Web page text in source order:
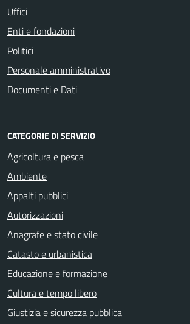
Uffici
Enti e fondazioni
Politici
Personale amministrativo
Documenti e Dati
CATEGORIE DI SERVIZIO
Agricoltura e pesca
Ambiente
Appalti pubblici
Autorizzazioni
Anagrafe e stato civile
Catasto e urbanistica
Educazione e formazione
Cultura e tempo libero
Giustizia e sicurezza pubblica